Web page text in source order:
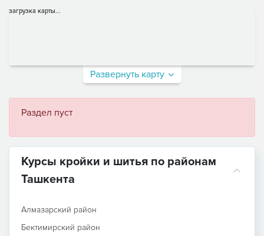
загрузка карты...
Развернуть карту
Раздел пуст
Курсы кройки и шитья по районам
Ташкента
Алмазарский район
Бектимирский район